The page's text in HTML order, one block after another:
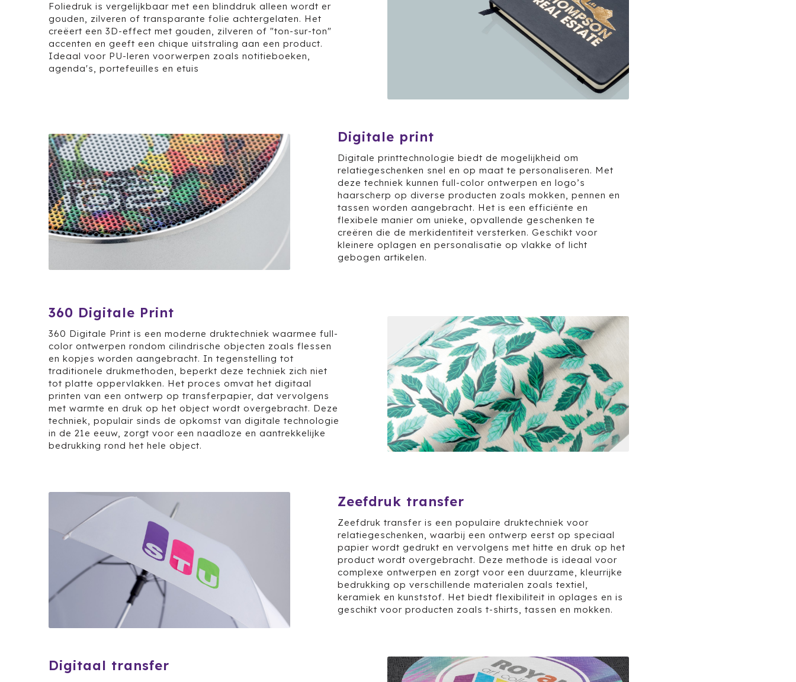
Foliedruk is vergelijkbaar met een blinddruk alleen wordt er
gouden, zilveren of transparante folie achtergelaten. Het
creëert een 3D-effect met gouden, zilveren of "ton-sur-ton"
accenten en geeft een chique uitstraling aan een product.
Ideaal voor PU-leren voorwerpen zoals notitieboeken,
agenda's, portefeuilles en etuis
Digitale print
Digitale printtechnologie biedt de mogelijkheid om
relatiegeschenken snel en op maat te personaliseren. Met
deze techniek kunnen full-color ontwerpen en logo’s
haarscherp op diverse producten zoals mokken, pennen en
tassen worden aangebracht. Het is een efficiënte en
flexibele manier om unieke, opvallende geschenken te
creëren die de merkidentiteit versterken. Geschikt voor
kleinere oplagen en personalisatie op vlakke of licht
gebogen artikelen.
360 Digitale Print
360 Digitale Print is een moderne druktechniek waarmee full-
color ontwerpen rondom cilindrische objecten zoals flessen
en kopjes worden aangebracht. In tegenstelling tot
traditionele drukmethoden, beperkt deze techniek zich niet
tot platte oppervlakken. Het proces omvat het digitaal
printen van een ontwerp op transferpapier, dat vervolgens
met warmte en druk op het object wordt overgebracht. Deze
techniek, populair sinds de opkomst van digitale technologie
in de 21e eeuw, zorgt voor een naadloze en aantrekkelijke
bedrukking rond het hele object.
Zeefdruk transfer
Zeefdruk transfer is een populaire druktechniek voor
relatiegeschenken, waarbij een ontwerp eerst op speciaal
papier wordt gedrukt en vervolgens met hitte en druk op het
product wordt overgebracht. Deze methode is ideaal voor
complexe ontwerpen en zorgt voor een duurzame, kleurrijke
bedrukking op verschillende materialen zoals textiel,
keramiek en kunststof. Het biedt flexibiliteit in oplages en is
geschikt voor producten zoals t-shirts, tassen en mokken.
Digitaal transfer